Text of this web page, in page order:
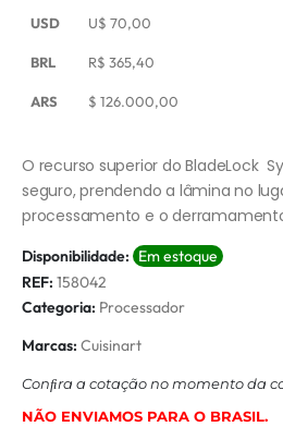
USD U$ 70,00
BRL R$ 365,40
ARS $ 126.000,00
O recurso superior do BladeLock 
seguro, prendendo a lâmina no
processamento e o
Disponibilidade: Em estoque
REF: 158042
Categoria: Processador
Marcas: Cuisinart
Conﬁra a cotação no momento da
NÃO ENVIAMOS PARA O BRASIL.